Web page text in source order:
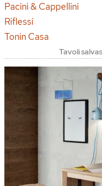
Pacini & Cappellini
Riflessi
Tonin Casa
Tavoli